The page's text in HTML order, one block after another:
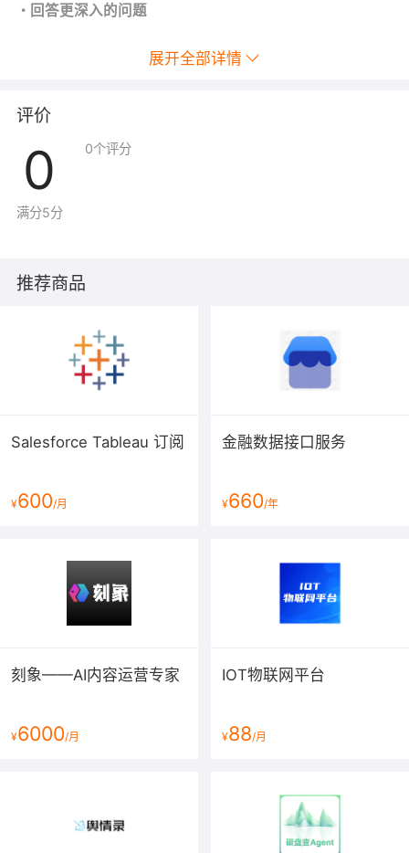
・ 回答更深入的问题
建强大计算，拖放参考线和预测，查看统计摘要。利用趋势分
真正理解统计数据。提出新问题、发现趋势、识别机会并自信
・集成地图，快速发现见解
味着，用户能够以闪电般的速度绘制全球
抛弃静态的幻灯片，代之以他人可以探索的实时故事。创建引
人入胜的故事，让您的每名合作者都可以分析用最新数据生成
的交互式可视化，并提出自己的问题。亲身推动数据协作文
2 Tableau Prep：适合业务人员使用
并、组织和清理您的数据以供分析。
立即获得结果
・连接更多数据
3 Tableau server:
实现受管控的大规
提供可信的数据平台
展开全部详情
评价
0
满分5分
0个评分
推荐商品
Salesforce Tableau 订阅
¥600/月
金融数据接口服务
¥660/年
刻象——AI内容运营专家
¥6000/月
IOT物联网平台
¥88/月